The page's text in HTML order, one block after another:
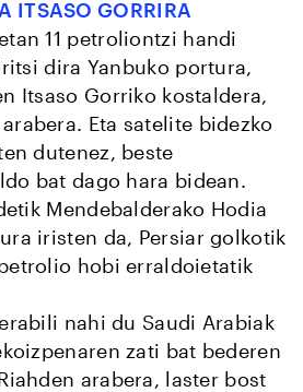
ITSASO GORRIRA
11 petroliontzi handi
dira Yanbuko portura,
Itsaso Gorriko kostaldera,
Eta satelite bidezko
dutenez, beste
bat dago hara bidean.
Mendebalderako Hodia
iristen da, Persiar golkotik
hobi erraldoietatik
nahi du Saudi Arabiak
zati bat bederen
arabera, laster bost